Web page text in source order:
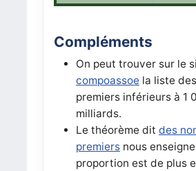
Compléments
On peut trouver sur le
compoassoe la liste
premiers inférieurs à 1
milliards.
Le théorème dit des
premiersnous
proportion est de plus